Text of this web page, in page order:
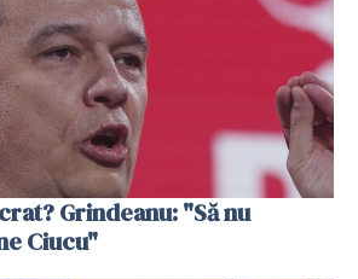
Grindeanu: "Să nu
Ciucu"